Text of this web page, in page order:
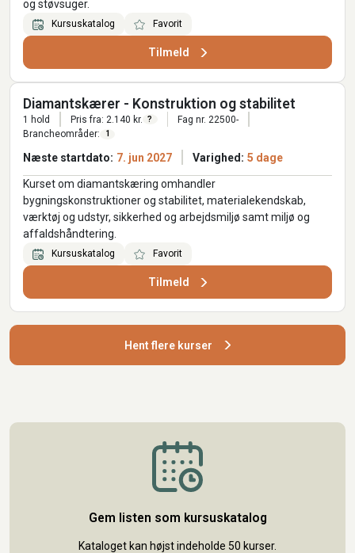
og støvsuger.
Kursuskatalog Favorit
Tilmeld
Diamantskærer - Konstruktion og stabilitet
1 hold Pris fra: 2.140 kr. ?
Fag nr. 22500-
Brancheområder:
1
Næste startdato: 7. jun 2027 Varighed: 5 dage
Kurset om diamantskæring omhandler
bygningskonstruktioner og stabilitet, materialekendskab,
værktøj og udstyr, sikkerhed og arbejdsmiljø samt miljø og
affaldshåndtering.
Kursuskatalog Favorit
Tilmeld
Hent flere kurser
Gem listen som kursuskatalog
Kataloget kan højst indeholde 50 kurser.